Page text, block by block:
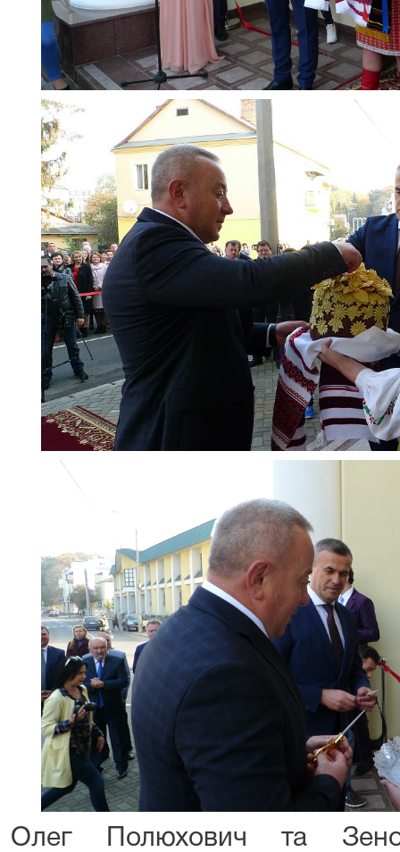
Олег Полюхович та